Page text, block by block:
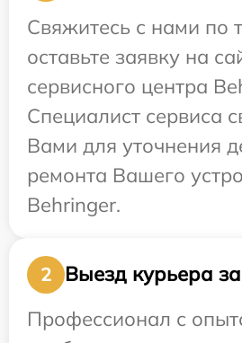
Свяжитесь с нами по
оставьте заявку на
сервисного центра
Специалист сервиса
Вами для уточнения
ремонта Вашего
Behringer.
2
Выезд курьера
Профессионал с